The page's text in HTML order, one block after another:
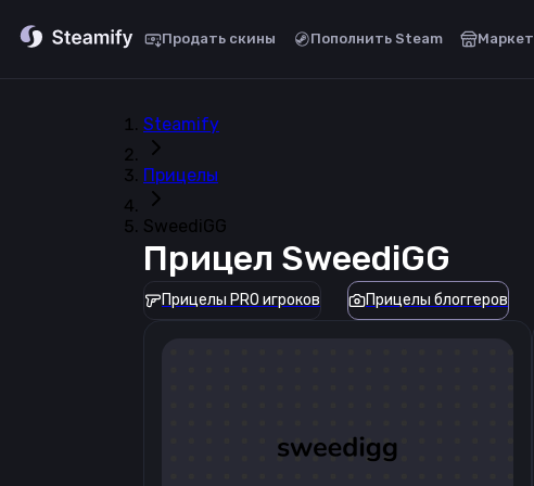
Продать скины Пополнить Steam Маркет
Steamify
Прицелы
SweediGG
Прицел SweediGG
Прицелы PRO игроков Прицелы блоггеров